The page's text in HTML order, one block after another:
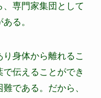
専門家集団として
る。
身体から離れるこ
伝えることができ
である。だから、